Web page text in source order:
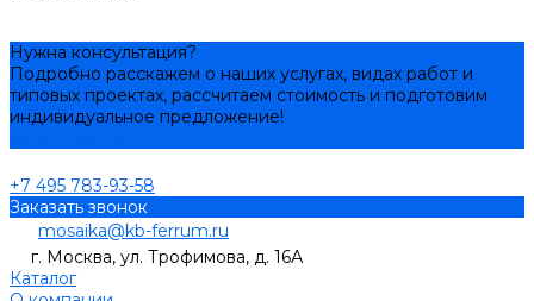
Нужна консультация?
Подробно расскажем о наших услугах, видах работ и
типовых проектах, рассчитаем стоимость и подготовим
индивидуальное предложение!
+7 495 783-93-58
Заказать звонок
mosaika@kb-ferrum.ru
г. Москва, ул. Трофимова, д. 16А
Каталог